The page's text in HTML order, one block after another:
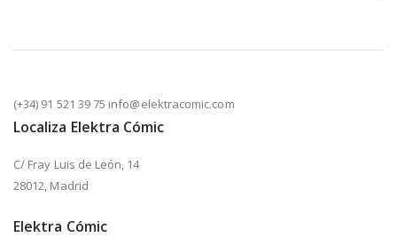
(+34) 91 521 39 75 info@elektracomic.com
Localiza Elektra Cómic
C/ Fray Luis de León, 14
28012, Madrid
Elektra Cómic